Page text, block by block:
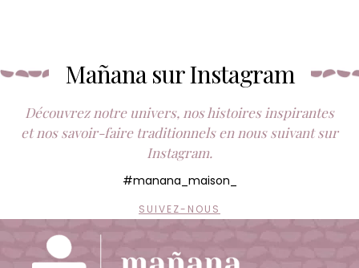
Mañana sur Instagram
Découvrez notre univers, nos histoires inspirantes
et nos savoir-faire traditionnels en nous suivant sur
Instagram.
#manana_maison_
SUIVEZ-NOUS